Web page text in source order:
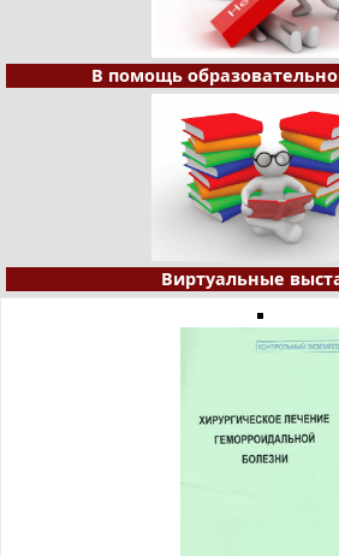
В помощь
Виртуальные